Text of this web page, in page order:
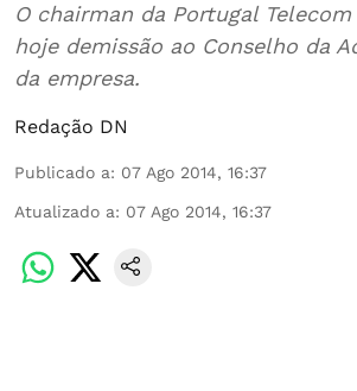
O chairman da Portugal
hoje demissão ao Conselho da
da empresa.
Redação DN
Publicado a: 07 Ago 2014, 16:37
Atualizado a: 07 Ago 2014, 16:37